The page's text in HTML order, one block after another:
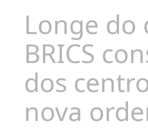
Longe
BRICS
dos
nova